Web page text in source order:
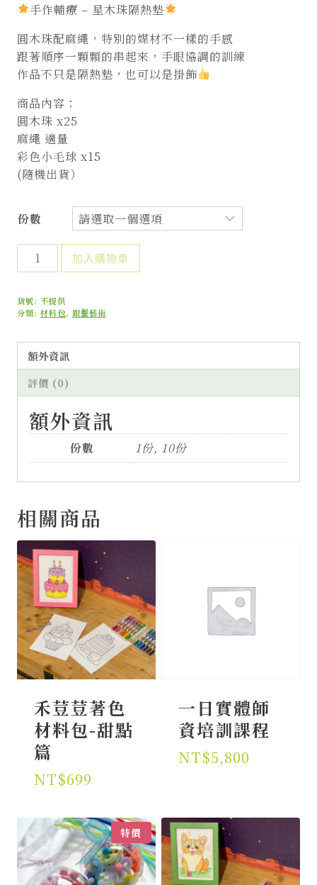
範
圍：
NT$200
到
手作輔療 – 星木珠隔熱墊
圓木珠配麻繩，特別的媒材不一樣的手感
跟著順序一顆顆的串起來，手眼協調的訓練
作品不只是隔熱墊，也可以是掛飾
商品內容：
圓木珠 x25
麻繩 適量
彩色小毛球 x15
(隨機出貨）
份數
作
療
星
木
隔
加入購物車
貨號: 不提供
分類: 材料包, 銀髪藝術
額外資訊
評價 (0)
額外資訊
份數 1份, 10份
相關商品
禾荳荳著色
材料包-甜點
篇
NT$699
一日實體師
資培訓課程
NT$5,800
特價